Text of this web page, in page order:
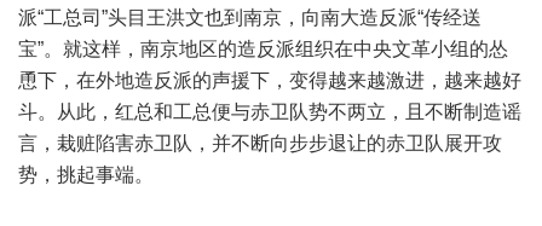
派“工总司”头目王洪文也到南京，向南大造反派“传经送
宝”。就这样，南京地区的造反派组织在中央文革小组的怂
恿下，在外地造反派的声援下，变得越来越激进，越来越好
斗。从此，红总和工总便与赤卫队势不两立，且不断制造谣
言，栽赃陷害赤卫队，并不断向步步退让的赤卫队展开攻
势，挑起事端。